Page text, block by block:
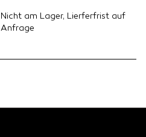
Nicht am Lager, Lierferfrist auf
Anfrage